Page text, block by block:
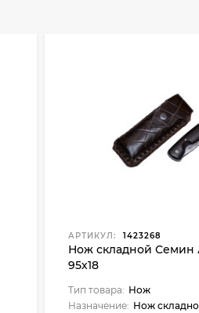
АРТИКУЛ: 1423268
Нож складной Семин
95х18
Тип товара: Нож
Назначение: Нож